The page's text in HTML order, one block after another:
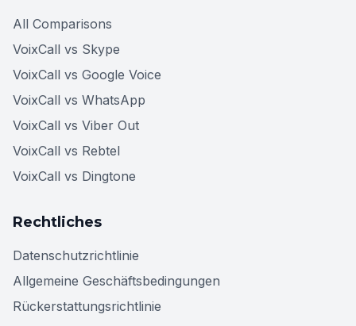
All Comparisons
VoixCall vs Skype
VoixCall vs Google Voice
VoixCall vs WhatsApp
VoixCall vs Viber Out
VoixCall vs Rebtel
VoixCall vs Dingtone
Rechtliches
Datenschutzrichtlinie
Allgemeine Geschäftsbedingungen
Rückerstattungsrichtlinie